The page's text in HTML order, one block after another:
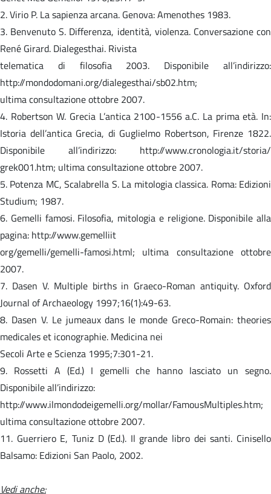
2. Virio P. La sapienza arcana. Genova: Amenothes 1983.
3. Benvenuto S. Differenza, identità, violenza. Conversazione con
René Girard. Dialegesthai. Rivista
telematica di filosofia 2003. Disponibile all’indirizzo:
http://mondodomani.org/dialegesthai/sb02.htm;
ultima consultazione ottobre 2007.
4. Robertson W. Grecia L’antica 2100-1556 a.C. La prima età. In:
Istoria dell’antica Grecia, di Guglielmo Robertson, Firenze 1822.
Disponibile all’indirizzo: http://www.cronologia.it/storia/
grek001.htm; ultima consultazione ottobre 2007.
5. Potenza MC, Scalabrella S. La mitologia classica. Roma: Edizioni
Studium; 1987.
6. Gemelli famosi. Filosofia, mitologia e religione. Disponibile alla
pagina: http://www.gemelliit
org/gemelli/gemelli-famosi.html; ultima consultazione ottobre
2007.
7. Dasen V. Multiple births in Graeco-Roman antiquity. Oxford
Journal of Archaeology 1997;16(1):49-63.
8. Dasen V. Le jumeaux dans le monde Greco-Romain: theories
medicales et iconographie. Medicina nei
Secoli Arte e Scienza 1995;7:301-21.
9. Rossetti A (Ed.) I gemelli che hanno lasciato un segno.
Disponibile all’indirizzo:
http://www.ilmondodeigemelli.org/mollar/FamousMultiples.htm;
ultima consultazione ottobre 2007.
11. Guerriero E, Tuniz D (Ed.). Il grande libro dei santi. Cinisello
Balsamo: Edizioni San Paolo, 2002.
Vedi anche: